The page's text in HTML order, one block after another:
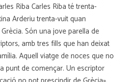
Riba Carles Riba té trenta-
Arderiu trenta-vuit quan
Són una jove parella de
amb tres fills que han deixat
Aquell viatge de noces que no
punt de començar. Un escriptor